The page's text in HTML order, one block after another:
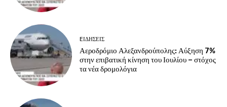
EΙΔΗΣΕΙΣ
Αεροδρόμιο Αλεξανδρούπολης: Αύξηση 7%
στην επιβατική κίνηση του Ιουλίου – στόχος
τα νέα δρομολόγια